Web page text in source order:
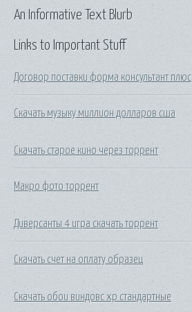
Links to Important Stuff
Договор поставки форма консультант плюс
Скачать музыку миллион долларов сша
Скачать старое кино через торрент
Макро фото торрент
Диверсанты 4 игра скачать торрент
Скачать счет на оплату образец
Скачать обои виндовс хр стандартные
An Informative Text Blurb